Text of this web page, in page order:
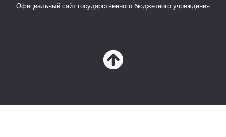
Официальный сайт государственного бюджетного учреждения